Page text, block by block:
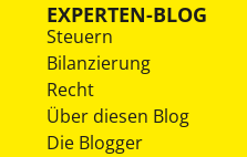
EXPERTEN-BLOG
Steuern
Bilanzierung
Recht
Über diesen Blog
Die Blogger